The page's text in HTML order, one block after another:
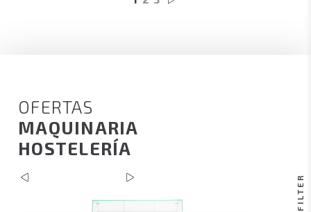
OFERTAS
MAQUINARIA
HOSTELERÍA
FILTER